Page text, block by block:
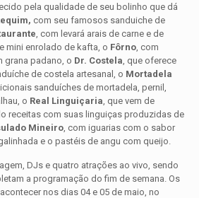
pela qualidade de seu bolinho que dá
com seu famosos sanduiche de
, com levará arais de carne e de
mini enrolado de kafta, o Fôrno , com
grana padano, o Dr. Costela , que oferece
de costela artesanal, o Mortadela
sanduíches de mortadela, pernil,
o Real Linguiçaria , que vem de
receitas com suas linguiças produzidas de
Mineiro , com iguarias com o sabor
e o pastéis de angu com queijo.
DJs e quatro atrações ao vivo, sendo
a programação do fim de semana. Os
nos dias 04 e 05 de maio, no